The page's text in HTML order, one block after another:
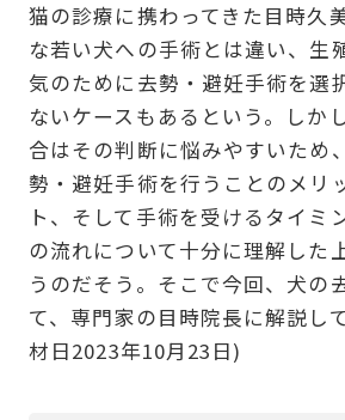
猫の診療に携わってきた目時久
な若い犬への手術とは違い、生
気のために去勢・避妊手術を選
ないケースもあるという。しか
合はその判断に悩みやすいため
勢・避妊手術を行うことのメリ
ト、そして手術を受けるタイミ
の流れについて十分に理解した
うのだそう。そこで今回、犬の
て、専門家の目時院長に解説し
材日2023年10月23日)